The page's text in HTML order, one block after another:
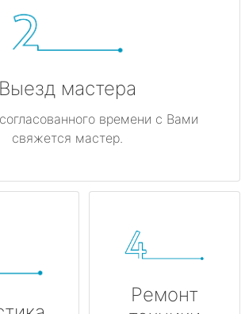
Выезд мастера
времени с Вами
свяжется мастер.
Ремонт